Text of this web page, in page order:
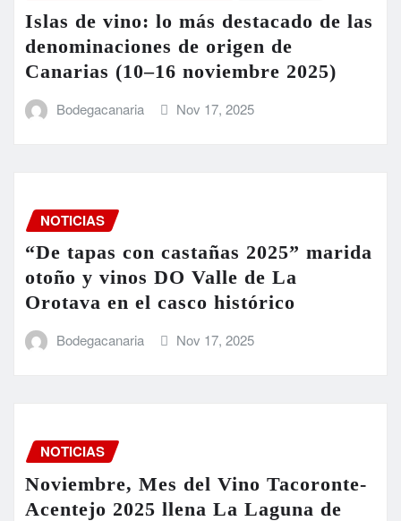
Islas de vino: lo más destacado de las
denominaciones de origen de
Canarias (10–16 noviembre 2025)
Bodegacanaria Nov 17, 2025
NOTICIAS
“De tapas con castañas 2025” marida
otoño y vinos DO Valle de La
Orotava en el casco histórico
Bodegacanaria Nov 17, 2025
NOTICIAS
Noviembre, Mes del Vino Tacoronte-
Acentejo 2025 llena La Laguna de